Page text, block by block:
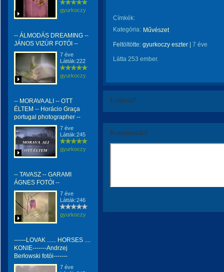
gyurkoczy
-- ÁLMODÁS DREAMING --
JÁNOS VIZÚR FOTÓI --
7 éve
Látták:222
gyurkoczy
-- MORAVA ALI -- OTT
ÉLTEM -- Horácio Graça
portugal photographer --
7 éve
Látták:245
gyurkoczy
-- TAVASZ -- GARAMI
ÁGNES FOTÓI --
7 éve
Látták:246
gyurkoczy
------LOVAK ...... HORSES ....
KONIE-------Andrzej
Berłowski fotói-------
7 éve
Címkék:
Kategória: Művészet
Feltöltötte: gyurkoczy eszter 7 éve
Látta 253 ember.
Értékeld!
Kommentáld!